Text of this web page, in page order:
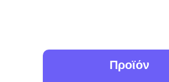
Προϊόν